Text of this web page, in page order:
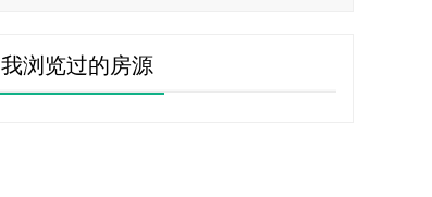
我浏览过的房源